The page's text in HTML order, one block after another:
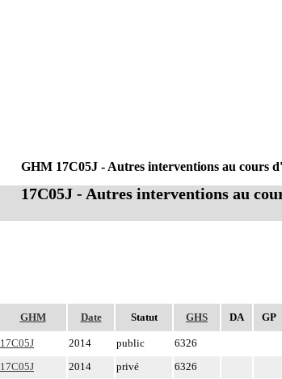
GHM Date Statut GHS DA GP
17C05J 2014 public 6326
17C05J
2014 privé 6326
GHM 17C05J - Autres interventions au cours
17C05J - Autres interventions au